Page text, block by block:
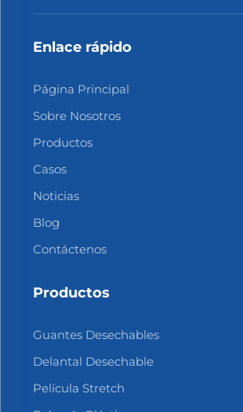
Enlace rápido
Página Principal
Sobre Nosotros
Productos
Casos
Noticias
Blog
Contáctenos
Productos
Guantes Desechables
Delantal Desechable
Película Stretch